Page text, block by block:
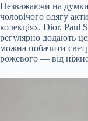
Незважаючи на думки
чоловічого одягу
колекціях. Dior, Paul
регулярно додають
можна побачити
рожевого — від